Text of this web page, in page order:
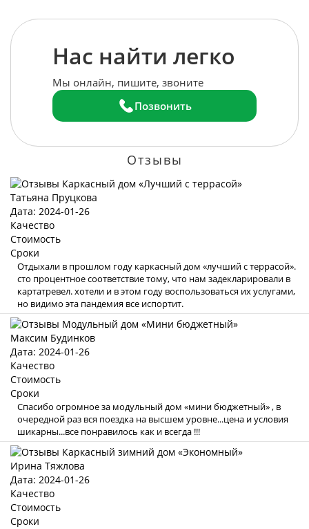
Нас найти легко
Мы онлайн, пишите, звоните
Позвонить
Отзывы
Татьяна Пруцкова
Дата: 2024-01-26
Качество
Стоимость
Сроки
Отдыхали в прошлом году каркасный дом «лучший с террасой».
сто процентное соответствие тому, что нам задекларировали в
картатревел. хотели и в этом году воспользоваться их услугами,
но видимо эта пандемия все испортит.
Максим Будинков
Дата: 2024-01-26
Качество
Стоимость
Сроки
Спасибо огромное за модульный дом «мини бюджетный» , в
очередной раз вся поездка на высшем уровне...цена и условия
шикарны...все понравилось как и всегда !!!
Ирина Тяжлова
Дата: 2024-01-26
Качество
Стоимость
Сроки